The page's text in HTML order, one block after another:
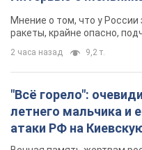
Мнение о том, что у России
ракеты, крайне опасно,
2 часа назад 9,2 т.
"Всё горело":
летнего мальчика и
атаки РФ на